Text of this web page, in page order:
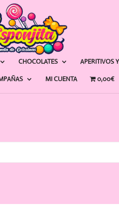
CHOCOLATES APERITIVOS
MI CUENTA 0,00€